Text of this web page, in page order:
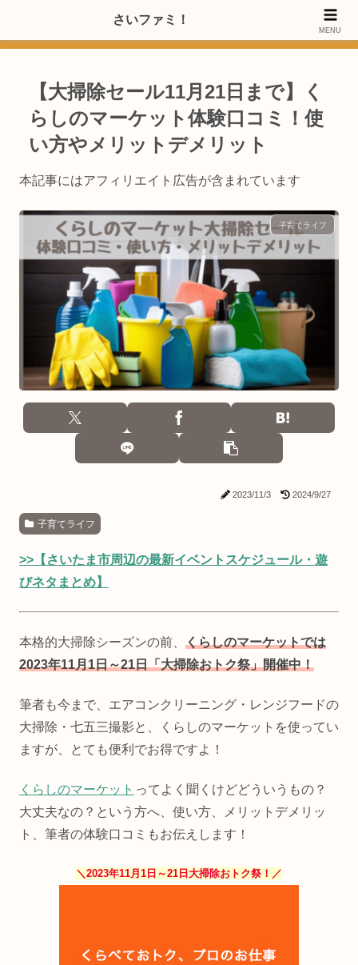
>>【PRのご協力内容更新しました】さいたま市のファミリー世代・20～
【大掃除セール11月21日まで】く
らしのマーケット体験口コミ！使
い方やメリットデメリット
本記事にはアフィリエイト広告が含まれています
子育てライフ
2023/11/3 2024/9/27
子育てライフ
>>【さいたま市周辺の最新イベントスケジュール・遊
びネタまとめ】
本格的大掃除シーズンの前、 くらしのマーケットでは
2023年11月1日～21日「大掃除おトク祭」開催中！
筆者も今まで、エアコンクリーニング・レンジフードの
大掃除・七五三撮影と、くらしのマーケットを使ってい
ますが、とても便利でお得ですよ！
くらしのマーケット ってよく聞くけどどういうもの？
大丈夫なの？という方へ、使い方、メリットデメリッ
ト、筆者の体験口コミもお伝えします！
＼2023年11月1日～21日大掃除おトク祭！／
さいファミ！
MENU